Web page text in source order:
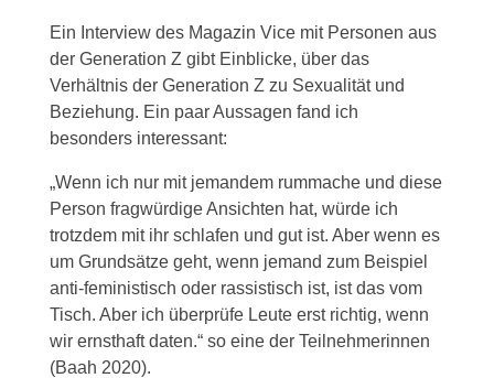
Ein Interview des Magazin Vice mit Personen aus
der Generation Z gibt Einblicke, über das
Verhältnis der Generation Z zu Sexualität und
Beziehung. Ein paar Aussagen fand ich
besonders interessant:
„Wenn ich nur mit jemandem rummache und diese
Person fragwürdige Ansichten hat, würde ich
trotzdem mit ihr schlafen und gut ist. Aber wenn es
um Grundsätze geht, wenn jemand zum Beispiel
anti-feministisch oder rassistisch ist, ist das vom
Tisch. Aber ich überprüfe Leute erst richtig, wenn
wir ernsthaft daten.“ so eine der Teilnehmerinnen
(Baah 2020).